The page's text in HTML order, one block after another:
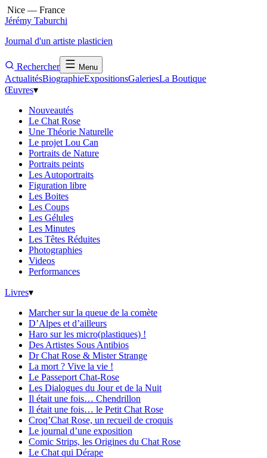
Nice — France
Jérémy Taburchi
Journal d'un artiste plasticien
Rechercher Menu
ActualitésBiographieExpositionsGaleriesLa Boutique
Œuvres▾
Nouveautés
Le Chat Rose
Une Théorie Naturelle
Le projet Lou Can
Portraits de Nature
Portraits peints
Les Autoportraits
Figuration libre
Les Boites
Les Coups
Les Gélules
Les Minutes
Les Têtes Réduites
Photographies
Videos
Performances
Livres▾
Marcher sur la queue de la comète
D’Alpes et d’ailleurs
Haro sur les micro(plastiques) !
Des Artistes Sous Antibios
Dr Chat Rose & Mister Strange
La mort ? Vive la vie !
Le Passeport Chat-Rose
Les Dialogues du Jour et de la Nuit
Il était une fois… Chendrillon
Il était une fois… le Petit Chat Rose
Croq’Chat Rose, un recueil de croquis
Le journal d’une exposition
Comic Strips, les Origines du Chat Rose
Le Chat qui Dérape